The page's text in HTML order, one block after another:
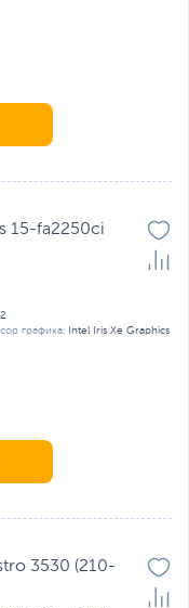
15-fa2250ci
графика: Intel Iris Xe Graphics
3530 (210-